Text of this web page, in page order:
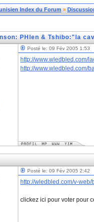
Index du Forum »
PHlen & Tshibo:"la
Posté le: 09 Fév 2005 1:53
http://www.wledbled.com/
http://www.wledbled.com/
Posté le: 09 Fév 2005 2:42
http://wledbled.com/v-
clickez ici pour voter pour